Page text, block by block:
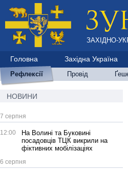
ЗАХІДНО-
Головна Західна Україна
Рефлексії Провід
НОВИНИ
7 серпня
12:00
На Волині та Буковині
посадовців ТЦК викрили на
фіктивних мобілізаціях
6 серпня